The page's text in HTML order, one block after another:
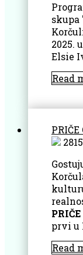
skupa
2025.
Elsie
Read
2815
prvi u
Read